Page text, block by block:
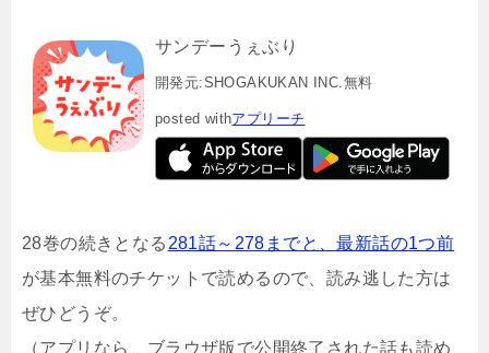
サンデーうぇぶり
開発元:SHOGAKUKAN INC. 無料
posted withアプリーチ
28巻の続きとなる 281話～278までと、最新話の1つ前
が基本無料のチケットで読めるので、読み逃した方は
ぜひどうぞ。
（アプリなら、ブラウザ版で公開終了された話も読め